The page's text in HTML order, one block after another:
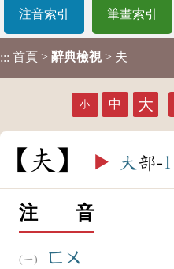
注音索引 筆畫索引
::: 首頁 > 辭典檢視 > 夫
小 中 大
夫 ▶️ 大部-1
注 音
ㄈㄨ